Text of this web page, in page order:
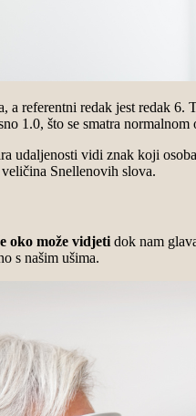
a referentni redak jest redak
1.0, što se smatra normalnom
udaljenosti vidi znak koji
Snellenovih slova.
oko može vidjeti dok nam
s našim ušima.